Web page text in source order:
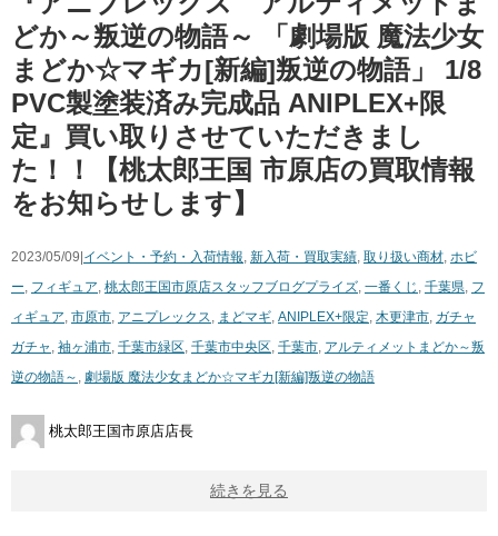
どか～叛逆の物語～ ​「劇場版 ​魔法少女
まどか☆マギカ[新編]叛逆の物語」 ​1/8
​PVC製塗装済み完成品 ​ANIPLEX+限
定』買い取りさせていただきまし
た！！【桃太郎王国 市原店の買取情報
をお知らせします】
2023/05/09| イベント・予約・入荷情報, 新入荷・買取実績, 取り扱い商材, ホビ
ー, フィギュア, 桃太郎王国市原店スタッフブログプライズ, 一番くじ , 千葉県, フ
ィギュア, 市原市, アニプレックス, まどマギ, ANIPLEX+限定, 木更津市, ガチャ
ガチャ , 袖ヶ浦市, 千葉市緑区, 千葉市中央区, 千葉市, アルティメットまどか～叛
逆の物語～ , 劇場版 ​魔法少女まどか☆マギカ[新編]叛逆の物語
桃太郎王国市原店店長
続きを見る